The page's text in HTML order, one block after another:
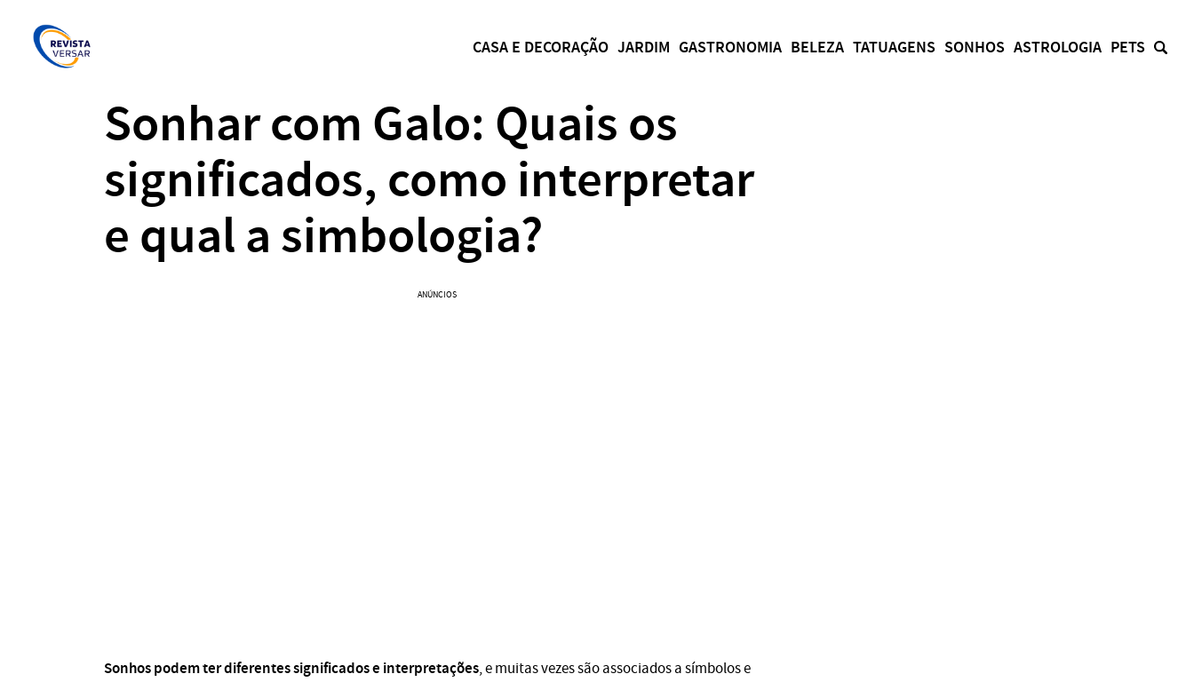
CASA E DECORAÇÃO JARDIM GASTRONOMIA BELEZA TATUAGENS SONHOS ASTROLOGIA PETS
Sonhar com Galo: Quais os
significados, como interpretar
e qual a simbologia?
ANÚNCIOS
Sonhos podem ter diferentes significados e interpretações, e muitas vezes são associados a símbolos e